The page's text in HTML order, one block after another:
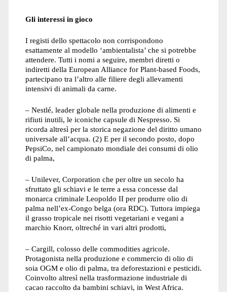
Gli interessi in gioco
I registi dello spettacolo non corrispondono
esattamente al modello ‘ambientalista’ che si potrebbe
attendere. Tutti i nomi a seguire, membri diretti o
indiretti della European Alliance for Plant-based Foods,
partecipano tra l’altro alle filiere degli allevamenti
intensivi di animali da carne.
– Nestlé, leader globale nella produzione di alimenti e
rifiuti inutili, le iconiche capsule di Nespresso. Si
ricorda altresì per la storica negazione del diritto umano
universale all’acqua. (2) E per il secondo posto, dopo
PepsiCo, nel campionato mondiale dei consumi di olio
di palma,
– Unilever, Corporation che per oltre un secolo ha
sfruttato gli schiavi e le terre a essa concesse dal
monarca criminale Leopoldo II per produrre olio di
palma nell’ex-Congo belga (ora RDC). Tuttora impiega
il grasso tropicale nei risotti vegetariani e vegani a
marchio Knorr, oltreché in vari altri prodotti,
– Cargill, colosso delle commodities agricole.
Protagonista nella produzione e commercio di olio di
soia OGM e olio di palma, tra deforestazioni e pesticidi.
Coinvolto altresì nella trasformazione industriale di
cacao raccolto da bambini schiavi, in West Africa.